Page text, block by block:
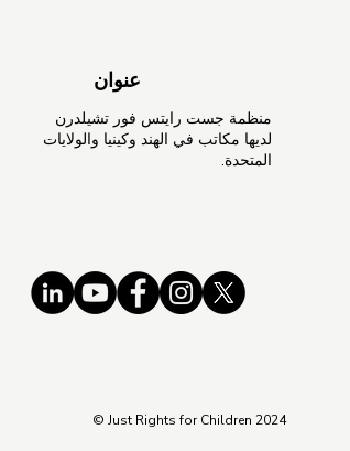
عنوان
منظمة جست رايتس فور تشيلدرن
لديها مكاتب في الهند وكينيا والولايات
المتحدة.
© Just Rights for Children 2024